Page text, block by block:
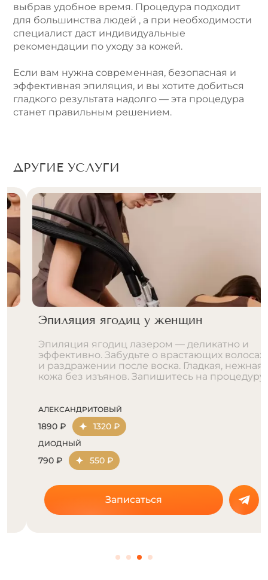
выбрав удобное время. Процедура подходит
для большинства людей , а при необходимости
специалист даст индивидуальные
рекомендации по уходу за кожей.
Если вам нужна современная, безопасная и
эффективная эпиляция, и вы хотите добиться
гладкого результата надолго — эта процедура
станет правильным решением.
ДРУГИЕ УСЛУГИ
Эпиляция ягодиц у женщин
Эпиляция ягодиц лазером — деликатно и
эффективно. Забудьте о врастающих волосах
и раздражении после воска. Гладкая, нежная
кожа без изъянов. Запишитесь на процедуру!
АЛЕКСАНДРИТОВЫЙ
1890 ₽ 1320 ₽
ДИОДНЫЙ
790 ₽ 550 ₽
Записаться